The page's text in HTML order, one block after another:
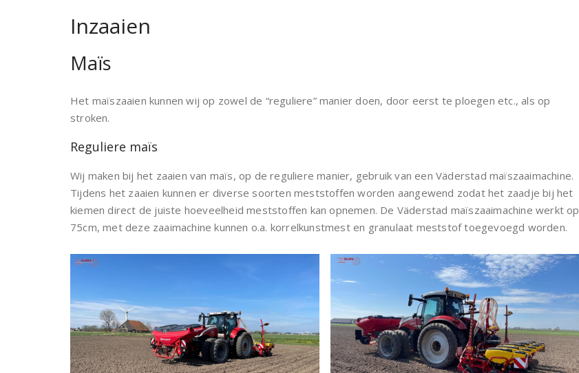
Inzaaien
Maïs
Het maïszaaien kunnen wij op zowel de “reguliere” manier doen, door eerst te ploegen etc., als op
stroken.
Reguliere maïs
Wij maken bij het zaaien van maïs, op de reguliere manier, gebruik van een Väderstad maïszaaimachine.
Tijdens het zaaien kunnen er diverse soorten meststoffen worden aangewend zodat het zaadje bij het
kiemen direct de juiste hoeveelheid meststoffen kan opnemen. De Väderstad maïszaaimachine werkt op
75cm, met deze zaaimachine kunnen o.a. korrelkunstmest en granulaat meststof toegevoegd worden.